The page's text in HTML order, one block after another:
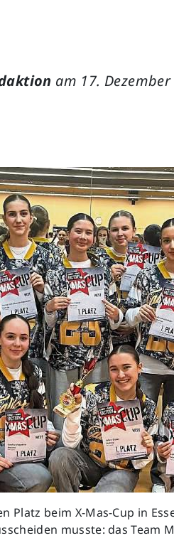
am 17.
Platz beim X-Mas-Cup in
musste: das Team